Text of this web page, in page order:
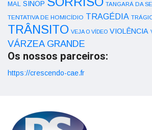
MAL SINOP TANGARÁ DA
TENTATIVA DE HOMICÍDIO TRAGÉDIA
TRÂNSITO VEJA O VÍDEO VIOLÊNCIA
VÁRZEA GRANDE
Os nossos parceiros:
https://crescendo-cae.fr